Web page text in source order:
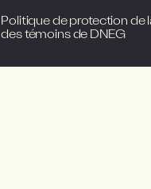
Politique de protection de
des témoins de DNEG